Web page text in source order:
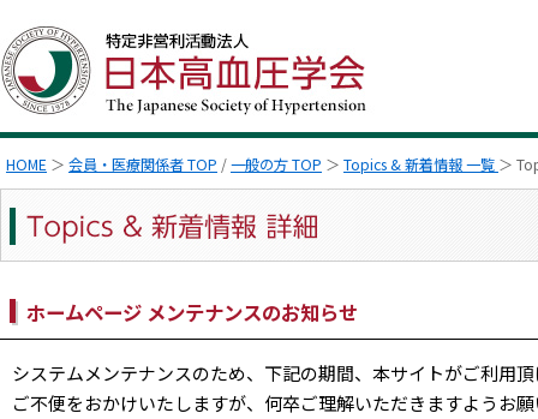
HOME ＞ 会員・医療関係者 TOP /一般の方 TOP ＞ Topics & 新着情報 一覧 ＞
ホームページ メンテナンスのお知らせ
システムメンテナンスのため、下記の期間、本サイトがご利用
ご不便をおかけいたしますが、何卒ご理解いただきますようお